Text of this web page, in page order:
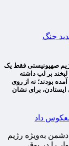
جنگ
صهیونیستی فقط یک
بر لب داشته
بودند؛ نه از روی
برای نشان
به‌ویژه رژیم